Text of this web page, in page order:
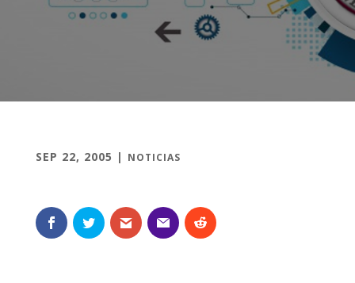
SEP 22, 2005 | NOTICIAS